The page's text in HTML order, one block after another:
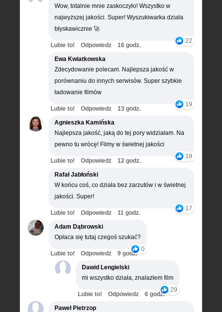
Wow, totalnie mnie zaskoczyło! Wszystko w
najwyższej jakości. Super! Wyszukiwarka działa
błyskawicznie 🚀
22
Lubie to! Odpowiedz
16 godz.
Ewa Kwiatkowska
Zdecydowanie polecam. Najlepsza jakość w
porównaniu do innych serwisów. Super szybkie
ładowanie filmów
19
Lubie to! Odpowiedz
13 godz.
Agnieszka Kamińska
Najlepsza jakość, jaką do tej pory widziałam. Na
pewno tu wrócę! Filmy w świetnej jakości
19
Lubie to! Odpowiedz
12 godz.
Rafał Jabłoński
W końcu coś, co działa bez zarzutów i w świetnej
jakości. Super!
17
Lubie to! Odpowiedz
11 godz.
Adam Dąbrowski
Opłaca się tutaj czegoś szukać?
0
Lubie to! Odpowiedz
9 godz.
Dawid Lengielski
mi wszystko działa, znalazłem film
29
Lubie to! Odpowiedz
6 godz.
Paweł Pietrzop